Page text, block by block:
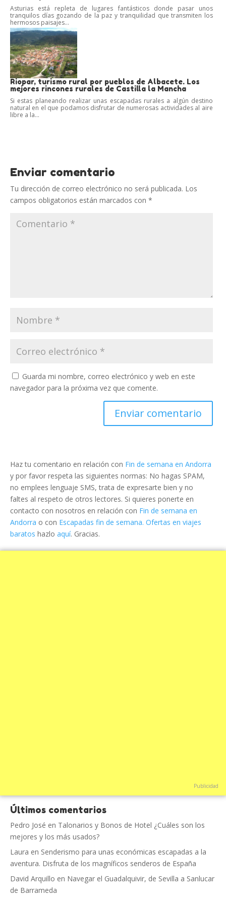
Asturias está repleta de lugares fantásticos donde pasar unos
tranquilos días gozando de la paz y tranquilidad que transmiten los
hermosos paisajes...
Riopar, turismo rural por pueblos de Albacete. Los
mejores rincones rurales de Castilla la Mancha
Si estas planeando realizar unas escapadas rurales a algún destino
natural en el que podamos disfrutar de numerosas actividades al aire
libre a la...
Enviar comentario
Tu dirección de correo electrónico no será publicada. Los
campos obligatorios están marcados con *
Guarda mi nombre, correo electrónico y web en este
navegador para la próxima vez que comente.
Haz tu comentario en relación con Fin de semana en Andorra
y por favor respeta las siguientes normas: No hagas SPAM,
no emplees lenguaje SMS, trata de expresarte bien y no
faltes al respeto de otros lectores. Si quieres ponerte en
contacto con nosotros en relación con Fin de semana en
Andorra o con Escapadas fin de semana. Ofertas en viajes
baratos hazlo aquí. Gracias.
Publicidad
Últimos comentarios
Pedro José en Talonarios y Bonos de Hotel ¿Cuáles son los
mejores y los más usados?
Laura en Senderismo para unas económicas escapadas a la
aventura. Disfruta de los magníficos senderos de España
David Arquillo en Navegar el Guadalquivir, de Sevilla a Sanlucar
de Barrameda